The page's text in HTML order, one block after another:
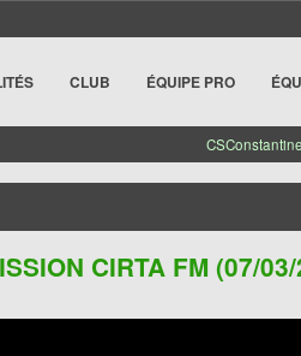
CLUB ÉQUIPE PRO
CIRTA FM (07/